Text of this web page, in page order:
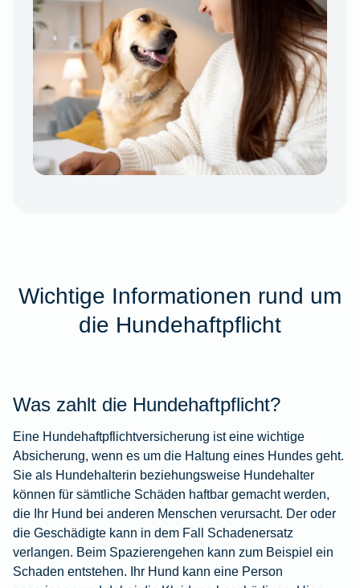
Wichtige Informationen rund um
die Hundehaftpflicht
Was zahlt die Hundehaftpflicht?
Eine Hundehaftpflichtversicherung ist eine wichtige
Absicherung, wenn es um die Haltung eines Hundes geht.
Sie als Hundehalterin beziehungsweise Hundehalter
können für sämtliche Schäden haftbar gemacht werden,
die Ihr Hund bei anderen Menschen verursacht. Der oder
die Geschädigte kann in dem Fall Schadenersatz
verlangen. Beim Spazierengehen kann zum Beispiel ein
Schaden entstehen. Ihr Hund kann eine Person